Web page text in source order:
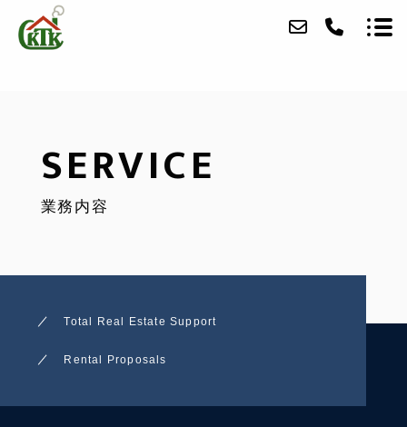
SERVICE
業務内容
Total Real Estate Support
Rental Proposals